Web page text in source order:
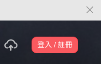
登入 / 註冊